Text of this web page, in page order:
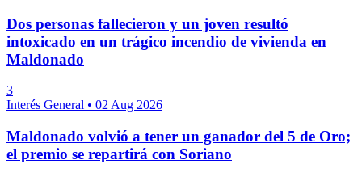
Dos personas fallecieron y un joven resultó
intoxicado en un trágico incendio de vivienda en
Maldonado
3
Interés General • 02 Aug 2026
Maldonado volvió a tener un ganador del 5 de Oro;
el premio se repartirá con Soriano